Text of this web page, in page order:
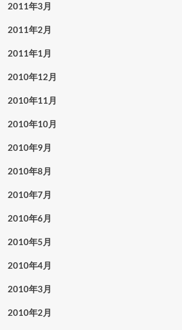
2011年3月
2011年2月
2011年1月
2010年12月
2010年11月
2010年10月
2010年9月
2010年8月
2010年7月
2010年6月
2010年5月
2010年4月
2010年3月
2010年2月